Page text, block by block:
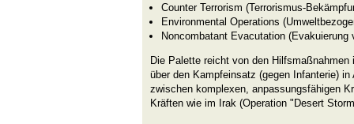
Counter Terrorism (Terrorismus-
Environmental Operations
Noncombatant Evacutation (Evakuierung
Die Palette reicht von den
über den Kampfeinsatz (gegen Infanterie)
zwischen komplexen, anpassungsfähigen
Kräften wie im Irak (Operation "Desert